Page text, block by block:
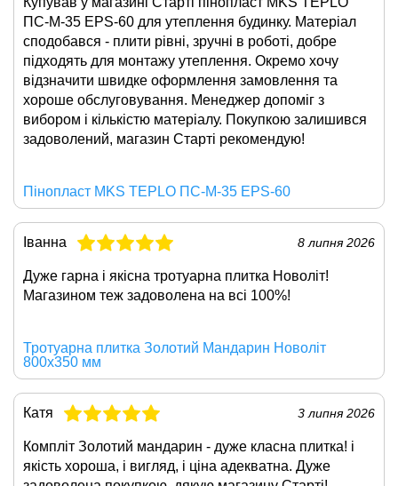
ПС-М-35 EPS-60 для утеплення будинку. Матеріал
сподобався - плити рівні, зручні в роботі, добре
підходять для монтажу утеплення. Окремо хочу
відзначити швидке оформлення замовлення та
хороше обслуговування. Менеджер допоміг з
вибором і кількістю матеріалу. Покупкою залишився
задоволений, магазин Старті рекомендую!
Пінопласт MKS TEPLO ПС-М-35 EPS-60
Іванна 8 липня 2026
Дуже гарна і якісна тротуарна плитка Новоліт!
Магазином теж задоволена на всі 100%!
Тротуарна плитка Золотий Мандарин Новоліт
800х350 мм
Катя 3 липня 2026
Компліт Золотий мандарин - дуже класна плитка! і
якість хороша, і вигляд, і ціна адекватна. Дуже